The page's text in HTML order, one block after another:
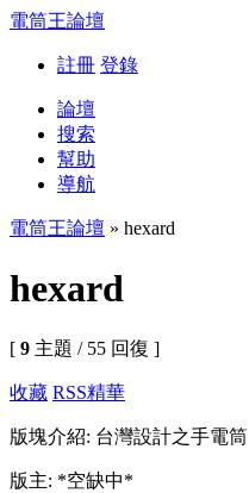
電筒王論壇
註冊 登錄
論壇
搜索
幫助
導航
電筒王論壇 » hexard
hexard
[ 9 主題 / 55 回復 ]
收藏 RSS精華
版塊介紹: 台灣設計之手電筒
版主: *空缺中*